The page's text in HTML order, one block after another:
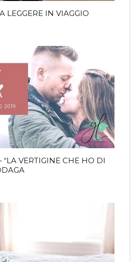
LEGGERE IN VIAGGIO
“LA VERTIGINE CHE HO DI